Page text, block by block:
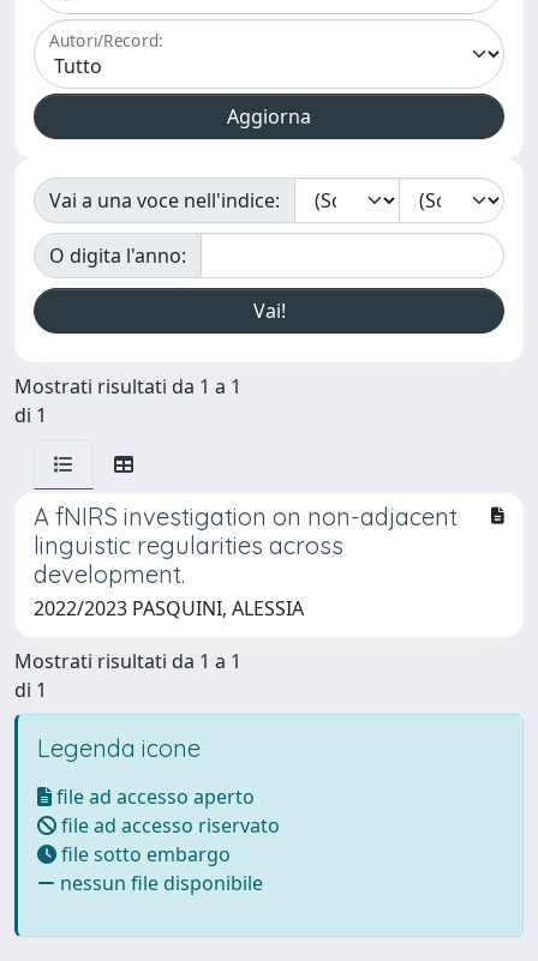
Autori/Record:
Vai a una voce nell'indice:
O digita l'anno:
Mostrati risultati da 1 a 1
di 1
A fNIRS investigation on non-adjacent
linguistic regularities across
development.
2022/2023 PASQUINI, ALESSIA
Mostrati risultati da 1 a 1
di 1
Legenda icone
file ad accesso aperto
file ad accesso riservato
file sotto embargo
nessun file disponibile